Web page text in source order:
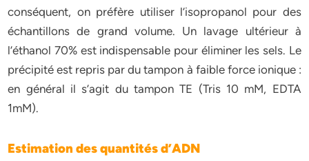
conséquent, on préfère utiliser l’isopropanol pour des
échantillons de grand volume. Un lavage ultérieur à
l’éthanol 70% est indispensable pour éliminer les sels. Le
précipité est repris par du tampon à faible force ionique :
en général il s’agit du tampon TE (Tris 10 mM, EDTA
1mM).
Estimation des quantités d’ADN